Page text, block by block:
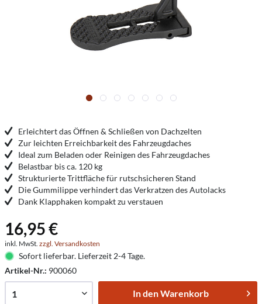
Erleichtert das Öffnen & Schließen von Dachzelten
Zur leichten Erreichbarkeit des Fahrzeugdaches
Ideal zum Beladen oder Reinigen des Fahrzeugdaches
Belastbar bis ca. 120 kg
Strukturierte Trittfläche für rutschsicheren Stand
Die Gummilippe verhindert das Verkratzen des Autolacks
Dank Klapphaken kompakt zu verstauen
16,95 €
inkl. MwSt. zzgl. Versandkosten
Sofort lieferbar. Lieferzeit 2-4 Tage.
Artikel-Nr.: 900060
In denWarenkorb